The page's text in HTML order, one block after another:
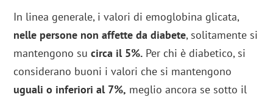
In linea generale, i valori di emoglobina glicata,
nelle persone non affette da diabete, solitamente si
mantengono sucirca il 5%. Per chi è diabetico, si
considerano buoni i valori che si mantengono
uguali o inferiori al 7%, meglio ancora se sotto il